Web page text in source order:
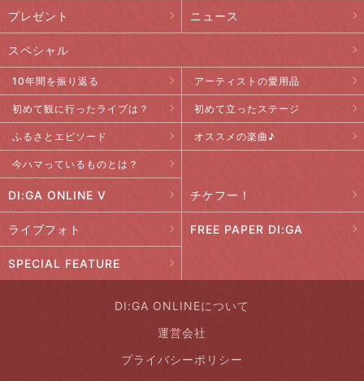
プレゼント ニュース
スペシャル
10年間を振り返る アーティストの愛用品
初めて観に行ったライブは？ 初めて立ったステージ
ふるさとエピソード オススメの楽曲♪
今ハマっているものとは？
DI:GA ONLINE V チケフー！
ライブフォト FREE PAPER DI:GA
SPECIAL FEATURE
DI:GA ONLINEについて
運営会社
プライバシーポリシー